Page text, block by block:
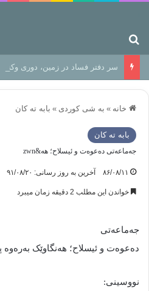
سر دفتر فساد در زمین‌، دوری
خانه » به شی کوردی » بابه ته كان
بابه ته كان
جه‌ماعه‌تی ده‌عوه‌ت و ئیسلاح؛ هه&zwn
۸۶/۰۸/۱۱ آخرین به روز رسانی: ۹۱/۰۸/۲۰
خواندن این مطلب 2 دقیقه زمان میبرد
جه‌ماعه‌تی
ده‌عوه‌ت و ئیسلاح؛ هه‌نگاوێک به‌ره‌وه‌
نووسینی: